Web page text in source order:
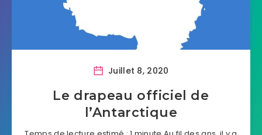
Juillet 8, 2020
Le drapeau officiel de
l’Antarctique